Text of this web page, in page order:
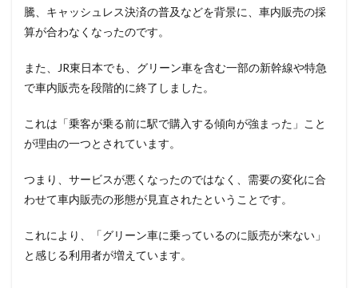
騰、キャッシュレス決済の普及などを背景に、車内販売の採
算が合わなくなったのです。
また、JR東日本でも、グリーン車を含む一部の新幹線や特急
で車内販売を段階的に終了しました。
これは「乗客が乗る前に駅で購入する傾向が強まった」こと
が理由の一つとされています。
つまり、サービスが悪くなったのではなく、需要の変化に合
わせて車内販売の形態が見直されたということです。
これにより、「グリーン車に乗っているのに販売が来ない」
と感じる利用者が増えています。